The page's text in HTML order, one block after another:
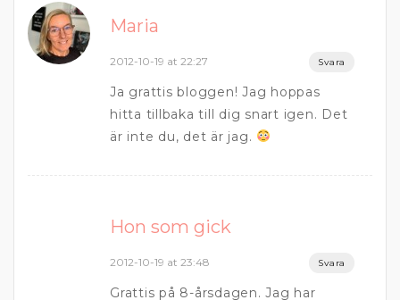
Maria
2012-10-19 at 22:27 Svara
Ja grattis bloggen! Jag hoppas
hitta tillbaka till dig snart igen. Det
är inte du, det är jag.
Hon som gick
2012-10-19 at 23:48 Svara
Grattis på 8-årsdagen. Jag har